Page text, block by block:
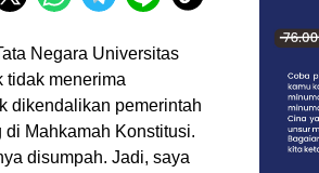
Negara Universitas
tidak menerima
dikendalikan pemerintah
Mahkamah Konstitusi.
disumpah. Jadi, saya